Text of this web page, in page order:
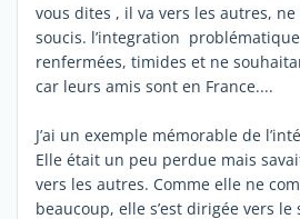
vous dites , il va vers les autres,
soucis. l’integration
renfermées, timides et ne
car leurs amis sont en France....
J’ai un exemple mémorable de
Elle était un peu perdue mais
vers les autres. Comme elle ne
beaucoup, elle s’est dirigée vers